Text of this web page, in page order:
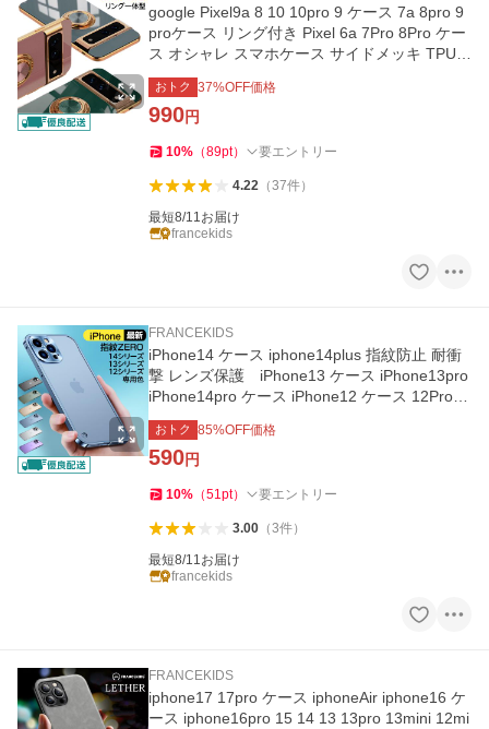
google Pixel9a 8 10 10pro 9 ケース 7a 8pro 9
proケース リング付き Pixel 6a 7Pro 8Pro ケー
ス オシャレ スマホケース サイドメッキ TPU
ピクセル7ケース
おトク 37%OFF価格
990円
10% （89pt） 要エントリー
4.22（37件）
最短8/11お届け
francekids
FRANCEKIDS
iPhone14 ケース iphone14plus 指紋防止 耐衝
撃 レンズ保護 iPhone13 ケース iPhone13pro
iPhone14pro ケース iPhone12 ケース 12Proケ
ースアルミ スマホケース
おトク 85%OFF価格
590円
10% （51pt） 要エントリー
3.00（3件）
最短8/11お届け
francekids
FRANCEKIDS
iphone17 17pro ケース iphoneAir iphone16 ケ
ース iphone16pro 15 14 13 13pro 13mini 12mi